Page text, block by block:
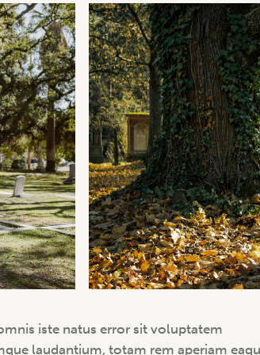
iste natus error sit voluptatem
laudantium, totam rem aperiam